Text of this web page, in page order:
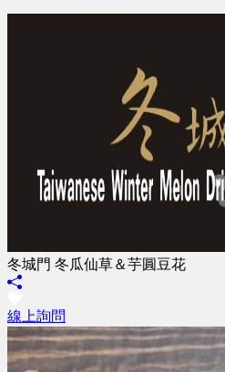
冬城門 冬瓜仙草＆芋圓豆花
線上詢問